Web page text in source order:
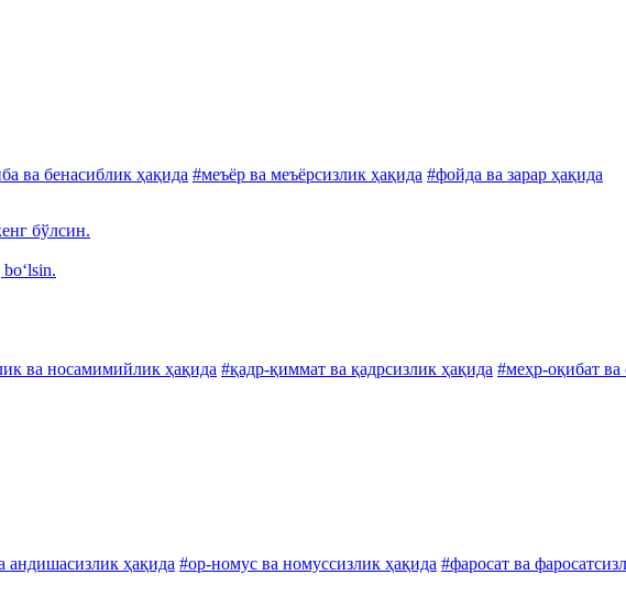
ва бенасиблик ҳақида #меъёр ва меъёрсизлик ҳақида #фойда ва зарар ҳақида
бўлсин.
ва носамимийлик ҳақида #қадр-қиммат ва қадрсизлик ҳақида #меҳр-оқибат ва
андишасизлик ҳақида #ор-номус ва номуссизлик ҳақида #фаросат ва